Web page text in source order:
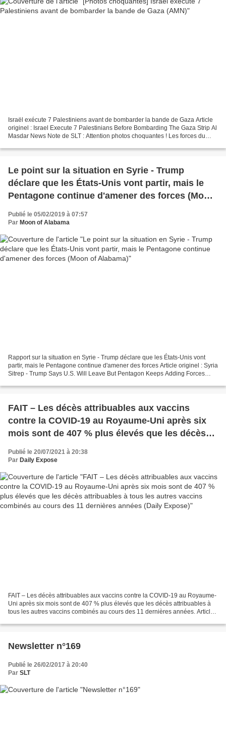
Israël exécute 7 Palestiniens avant de bombarder la bande de Gaza Article
originel : Israel Execute 7 Palestinians Before Bombarding The Gaza Strip Al
Masdar News Note de SLT : Attention photos choquantes ! Les forces du
Le point sur la situation en Syrie - Trump
déclare que les États-Unis vont partir, mais le
Pentagone continue d'amener des forces (Moon
Publié le 05/02/2019 à 07:57
Par Moon of Alabama
Rapport sur la situation en Syrie - Trump déclare que les États-Unis vont
partir, mais le Pentagone continue d'amener des forces Article originel : Syria
Sitrep - Trump Says U.S. Will Leave But Pentagon Keeps Adding Forces
FAIT – Les décès attribuables aux vaccins
contre la COVID-19 au Royaume-Uni après six
mois sont de 407 % plus élevés que les décès
attribuables à tous les autres vaccins combinés
au cours des 11 dernières années (Daily
Publié le 20/07/2021 à 20:38
Par Daily Expose
FAIT – Les décès attribuables aux vaccins contre la COVID-19 au Royaume-
Uni après six mois sont de 407 % plus élevés que les décès attribuables à
tous les autres vaccins combinés au cours des 11 dernières années. Article
Newsletter n°169
Publié le 26/02/2017 à 20:40
Par SLT